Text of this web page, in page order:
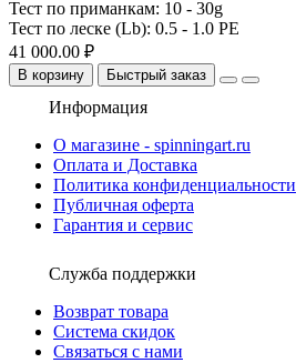
Тест по приманкам: 10 - 30g
Тест по леске (Lb): 0.5 - 1.0 PE
41 000.00 ₽
В корзину Быстрый заказ
Информация
О магазине - spinningart.ru
Оплата и Доставка
Политика конфиденциальности
Публичная оферта
Гарантия и сервис
Служба поддержки
Возврат товара
Система скидок
Связаться с нами